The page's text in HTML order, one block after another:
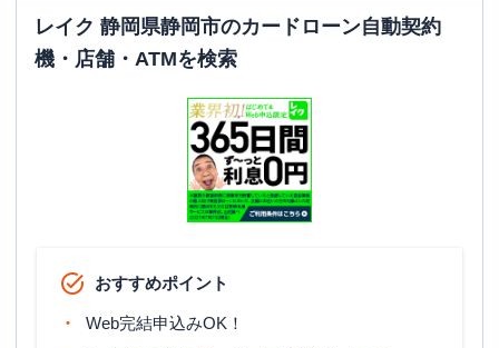
レイク 静岡県静岡市のカードローン自動契約
機・店舗・ATMを検索
おすすめポイント
Web完結申込みOK！